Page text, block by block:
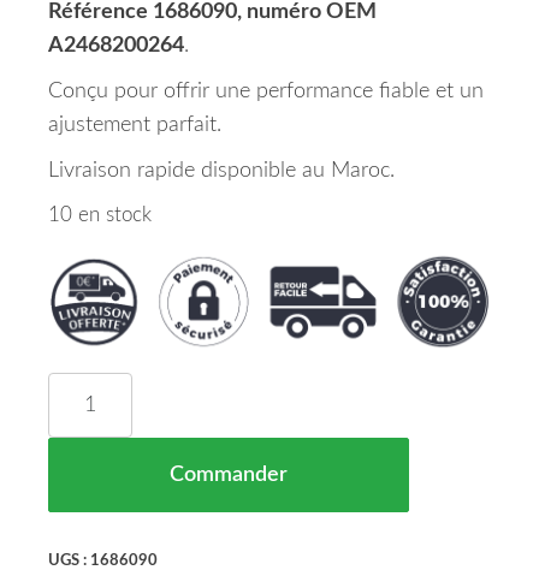
Référence 1686090, numéro OEM
A2468200264.
Conçu pour offrir une performance fiable et un
ajustement parfait.
Livraison rapide disponible au Maroc.
10 en stock
Commander
UGS : 1686090